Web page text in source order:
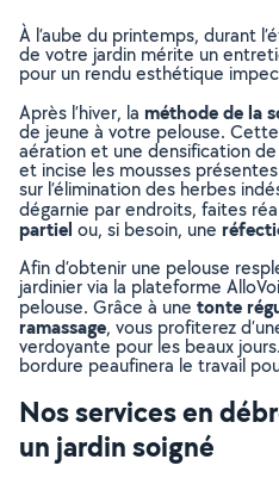
À l’aube du printemps, durant
de votre jardin mérite un
pour un rendu esthétique
Après l’hiver, la méthode de la
de jeune à votre pelouse.
aération et une densification
et incise les mousses
sur l’élimination des herbes
dégarnie par endroits, faites
partiel ou, si besoin, une
Afin d’obtenir une pelouse
jardinier via la plateforme
pelouse. Grâce à une tonte
ramassage, vous profiterez
verdoyante pour les beaux
bordure peaufinera le travail
Nos services en
un jardin soigné